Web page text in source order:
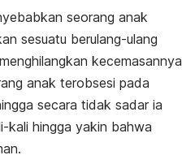
seorang anak
sesuatu berulang-ulang
kecemasannya
anak terobsesi pada
secara tidak sadar ia
kali hingga yakin bahwa